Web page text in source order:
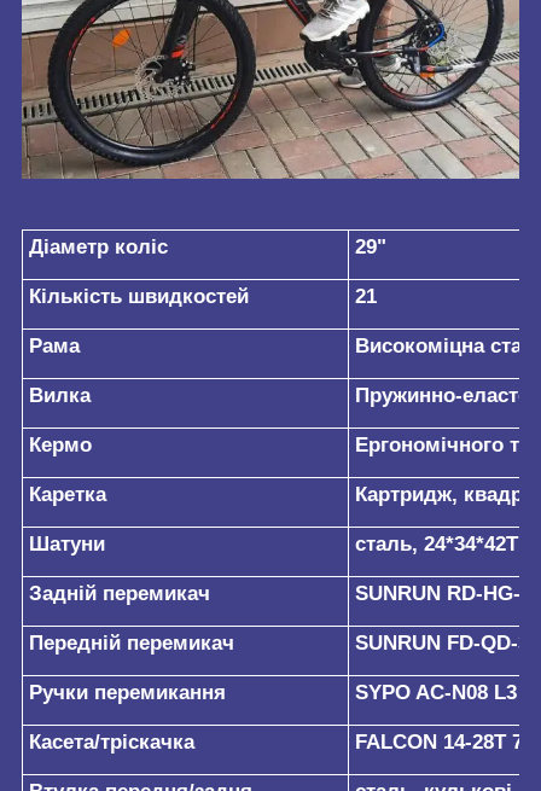
Діаметр коліс 29"
Кількість швидкостей 21
Рама Високоміцна
Вилка Пружинно-
Кермо Ергономічного
Каретка Картридж,
Шатуни сталь, 24*34*42T
Задній перемикач SUNRUN RD-HG-
Передній перемикач SUNRUN FD-QD-
Ручки перемикання SYPO AC-N08 L3
Касета/тріскачка FALCON 14-28Т 7-